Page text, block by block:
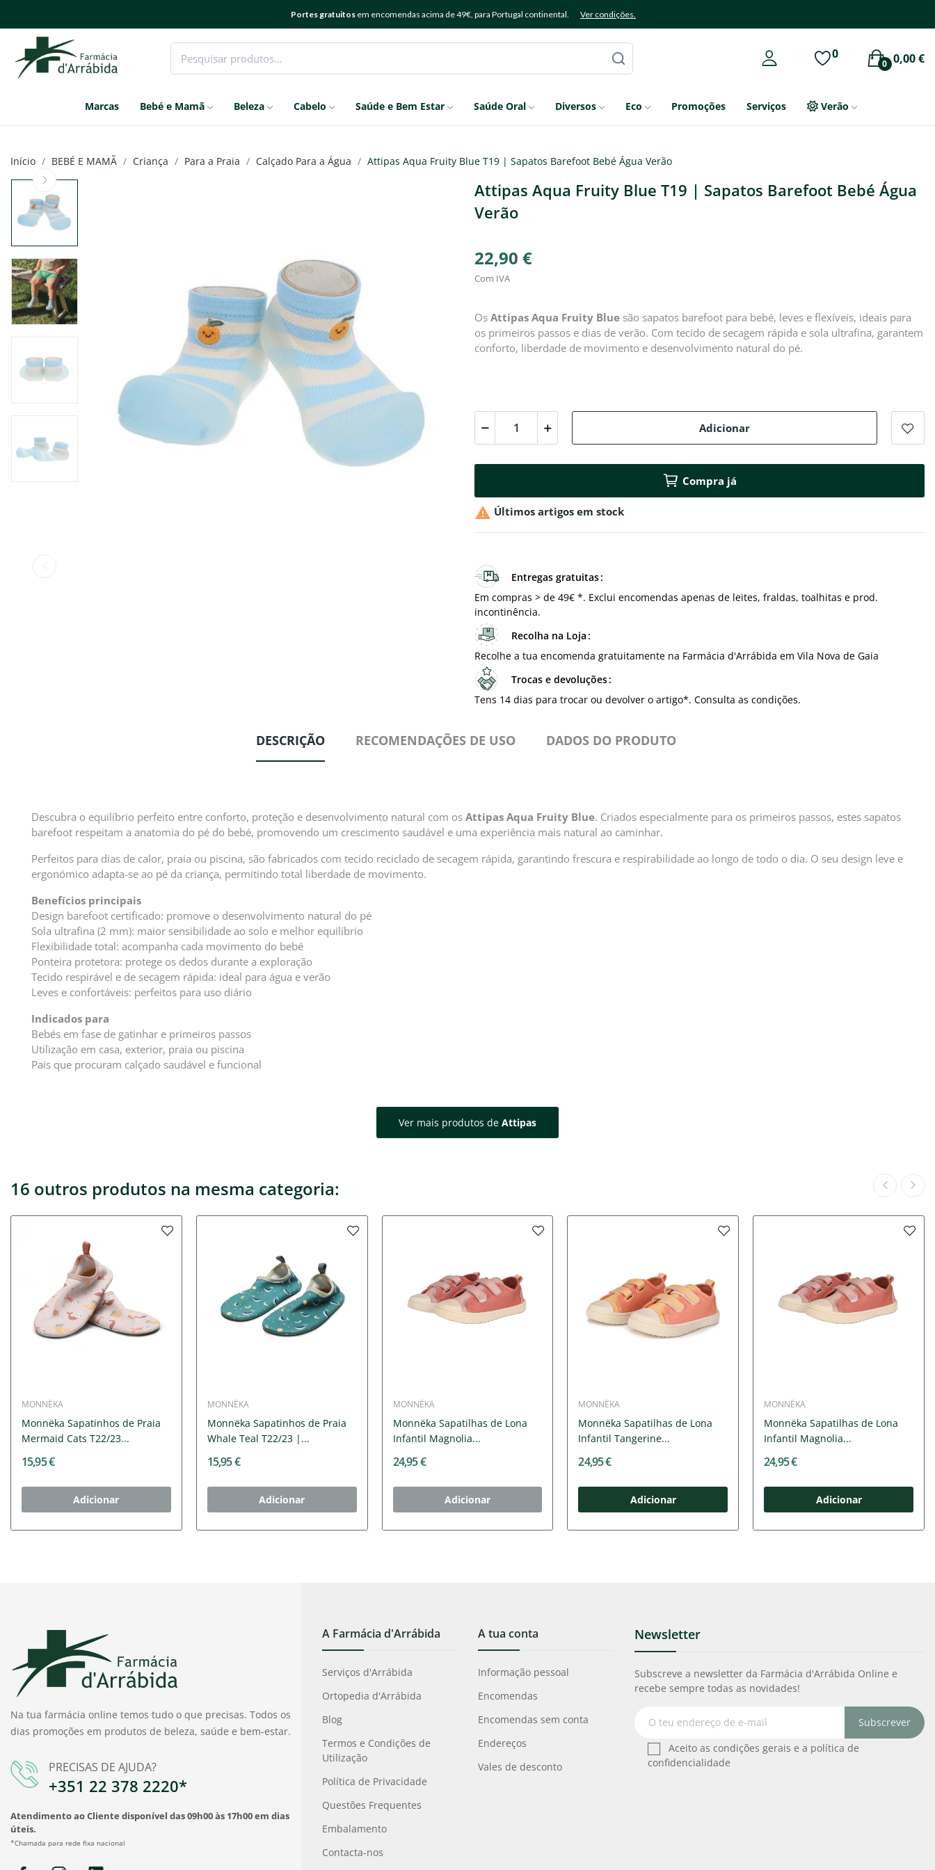
Portes gratuitos em encomendas acima de 49€, para Portugal continental. Ver condições.
0 0,00 €
0
Marcas Bebé e Mamã Beleza Cabelo Saúde e Bem Estar Saúde Oral Diversos Eco Promoções Serviços Verão
Início BEBÉ E MAMÃ Criança Para a Praia Calçado Para a Água Attipas Aqua Fruity Blue T19 | Sapatos Barefoot Bebé Água Verão
Attipas Aqua Fruity Blue T19 | Sapatos Barefoot Bebé Água
Verão
22,90 €
Com IVA
Os Attipas Aqua Fruity Blue são sapatos barefoot para bebé, leves e flexíveis, ideais para
os primeiros passos e dias de verão. Com tecido de secagem rápida e sola ultrafina, garantem
conforto, liberdade de movimento e desenvolvimento natural do pé.
Adicionar
Compra já
 Últimos artigos em stock
Entregas gratuitas
Em compras > de 49€ *. Exclui encomendas apenas de leites, fraldas, toalhitas e prod.
incontinência.
Recolha na Loja
Recolhe a tua encomenda gratuitamente na Farmácia d'Arrábida em Vila Nova de Gaia
Trocas e devoluções
Tens 14 dias para trocar ou devolver o artigo*. Consulta as condições.
DESCRIÇÃO RECOMENDAÇÕES DE USO DADOS DO PRODUTO
Descubra o equilíbrio perfeito entre conforto, proteção e desenvolvimento natural com os Attipas Aqua Fruity Blue. Criados especialmente para os primeiros passos, estes sapatos
barefoot respeitam a anatomia do pé do bebé, promovendo um crescimento saudável e uma experiência mais natural ao caminhar.
Perfeitos para dias de calor, praia ou piscina, são fabricados com tecido reciclado de secagem rápida, garantindo frescura e respirabilidade ao longo de todo o dia. O seu design leve e
ergonómico adapta-se ao pé da criança, permitindo total liberdade de movimento.
Benefícios principais
Design barefoot certificado: promove o desenvolvimento natural do pé
Sola ultrafina (2 mm): maior sensibilidade ao solo e melhor equilíbrio
Flexibilidade total: acompanha cada movimento do bebé
Ponteira protetora: protege os dedos durante a exploração
Tecido respirável e de secagem rápida: ideal para água e verão
Leves e confortáveis: perfeitos para uso diário
Indicados para
Bebés em fase de gatinhar e primeiros passos
Utilização em casa, exterior, praia ou piscina
Pais que procuram calçado saudável e funcional
Ver mais produtos de Attipas
16 outros produtos na mesma categoria:
MONNËKA
Monnëka Sapatinhos de Praia
Mermaid Cats T22/23...
15,95 €
Adicionar
MONNËKA
Monnëka Sapatinhos de Praia
Whale Teal T22/23 |...
15,95 €
Adicionar
MONNËKA
Monnëka Sapatilhas de Lona
Infantil Magnolia...
24,95 €
Adicionar
MONNËKA
Monnëka Sapatilhas de Lona
Infantil Tangerine...
24,95 €
Adicionar
MONNËKA
Monnëka Sapatilhas de Lona
Infantil Magnolia...
24,95 €
Adicionar
Na tua farmácia online temos tudo o que precisas. Todos os
dias promoções em produtos de beleza, saúde e bem-estar.
PRECISAS DE AJUDA?
+351 22 378 2220*
Atendimento ao Cliente disponível das 09h00 às 17h00 em dias
úteis.
*Chamada para rede fixa nacional
A Farmácia d'Arrábida
Serviços d'Arrábida
Ortopedia d'Arrábida
Blog
Termos e Condições de
Utilização
Política de Privacidade
Questões Frequentes
Embalamento
Contacta-nos
A tua conta
Informação pessoal
Encomendas
Encomendas sem conta
Endereços
Vales de desconto
Newsletter
Subscreve a newsletter da Farmácia d'Arrábida Online e
recebe sempre todas as novidades!
Subscrever
Aceito as condições gerais e a política de
confidencialidade